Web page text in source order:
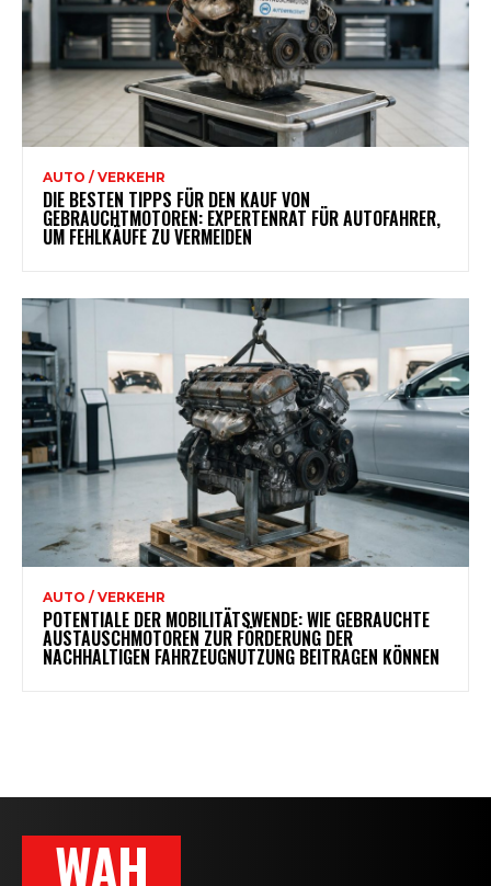
AUTO / VERKEHR
DIE BESTEN TIPPS FÜR DEN KAUF VON
GEBRAUCHTMOTOREN: EXPERTENRAT FÜR AUTOFAHRER,
UM FEHLKÄUFE ZU VERMEIDEN
AUTO / VERKEHR
POTENTIALE DER MOBILITÄTSWENDE: WIE GEBRAUCHTE
AUSTAUSCHMOTOREN ZUR FÖRDERUNG DER
NACHHALTIGEN FAHRZEUGNUTZUNG BEITRAGEN KÖNNEN
WAH